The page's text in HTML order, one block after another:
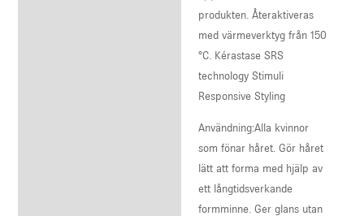
produkten. Återaktiveras
med värmeverktyg från 150
°C. Kérastase SRS
technology Stimuli
Responsive Styling
Användning:Alla kvinnor
som fönar håret. Gör håret
lätt att forma med hjälp av
ett långtidsverkande
formminne. Ger glans utan